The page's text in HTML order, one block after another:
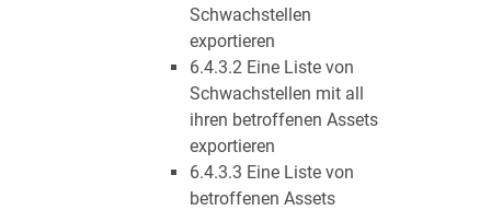
Schwachstellen
exportieren
6.4.3.2 Eine Liste von
Schwachstellen mit all
ihren betroffenen Assets
exportieren
6.4.3.3 Eine Liste von
betroffenen Assets